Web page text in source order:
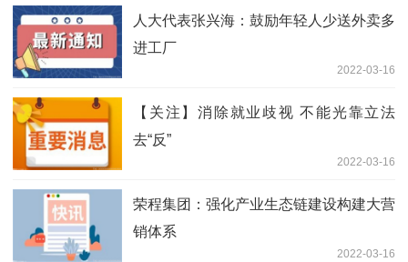
人大代表张兴海：鼓励年轻人少送外卖多
进工厂
2022-03-16
【关注】消除就业歧视 不能光靠立法
去“反”
2022-03-16
荣程集团：强化产业生态链建设构建大营
销体系
2022-03-16